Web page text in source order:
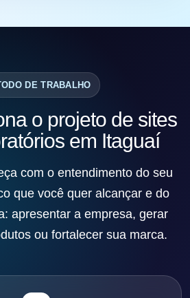
DE TRABALHO
o projeto de sites
em Itaguaí
com o entendimento do seu
que você quer alcançar e do
apresentar a empresa, gerar
ou fortalecer sua marca.